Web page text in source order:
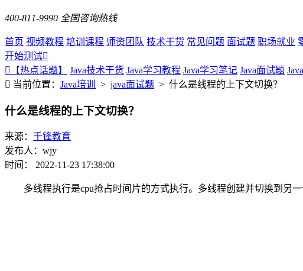
400-811-9990 全国咨询热线
首页 视频教程 培训课程 师资团队 技术干货 常见问题 面试题 职场就业
开始测试
【热点话题】
Java技术干货 Java学习教程 Java学习笔记 Java面试题
当前位置： Java培训 > java面试题 > 什么是线程的上下文切换？
什么是线程的上下文切换？
来源： 千锋教育
发布人：wjy
时间： 2022-11-23 17:38:00
多线程执行是cpu抢占时间片的方式执行。多线程创建并切换到另一